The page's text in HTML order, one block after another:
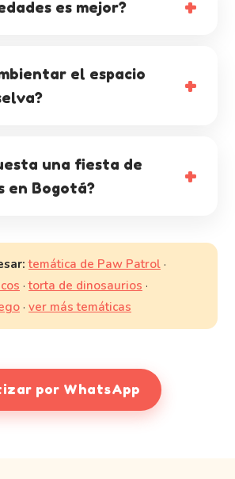
es mejor?
el espacio
una fiesta de
en Bogotá?
temática de Paw Patrol ·
·torta de dinosaurios ·
· ver más temáticas
por WhatsApp